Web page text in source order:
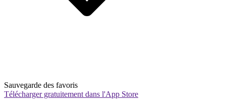
Sauvegarde des favoris
Télécharger gratuitement dans l'App Store